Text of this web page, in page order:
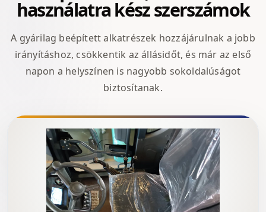
használatra kész szerszámok
A gyárilag beépített alkatrészek hozzájárulnak a jobb
irányításhoz, csökkentik az állásidőt, és már az első
napon a helyszínen is nagyobb sokoldalúságot
biztosítanak.